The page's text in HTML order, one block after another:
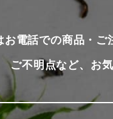
お電話での商品・ご
ご不明点など、お